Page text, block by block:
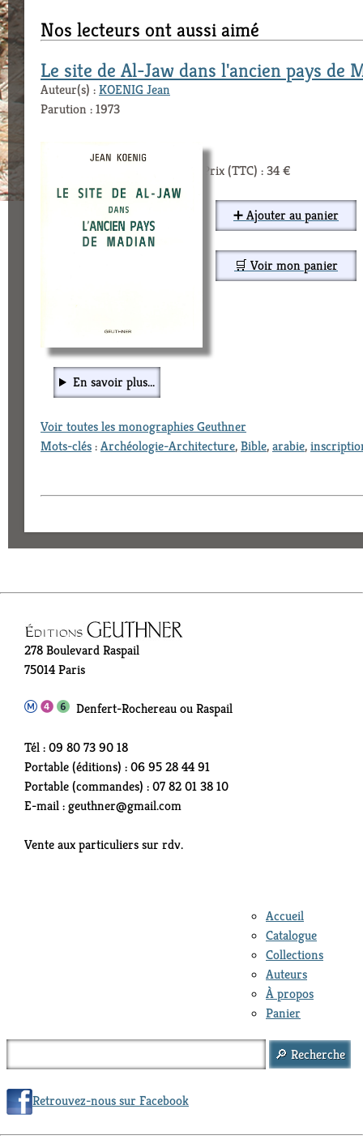
Nos lecteurs ont aussi aimé
Le site de Al-Jaw dans l'ancien pays de
Auteur(s) :KOENIG Jean
Parution : 1973
Prix (TTC) : 34 €
➕ Ajouter au panier
🛒 Voir mon panier
En savoir plus...
Voir toutes les monographies Geuthner
Mots-clés:Archéologie-Architecture,Bible,arabie,
278 Boulevard Raspail
75014 Paris
Denfert-Rochereau ou Raspail
Tél : 09 80 73 90 18
Portable (éditions) : 06 95 28 44 91
Portable (commandes) : 07 82 01 38 10
E-mail : geuthner@gmail.com
Vente aux particuliers sur rdv.
Accueil
Catalogue
Collections
Auteurs
À propos
Panier
Retrouvez-nous sur Facebook